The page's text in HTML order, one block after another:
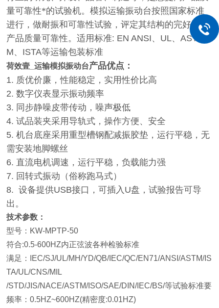
量可靠性*的试验机。模拟运输振动台按照国家标准
进行，做耐振和可靠性试验，评定其结构的完好性及
产品质量可靠性。适用标准: EN ANSI、 UL、AST
M、 ISTA等运输包装标准
荷效壹_运输模拟振动台产品优点：
1. 质优价廉，性能稳定，实用性价比高
2.数字仪表显示振动频率
3. 同步静噪皮带传动，噪声极低
4.试品装夹采用导轨式，操作方便、安全
5.机台底座采用重型槽钢配减振胶垫，运行平稳，无
需安装地脚螺丝
6. 直流电机调速，运行平稳，负载能力强
7. 回转式振动（俗称跑马式）
8.设备提供USB接口，可插入U盘，试验报告可导
出。
技术参数：
型号：KW-MPTP-50
符合:0.5-600HZ内正弦波各种检验标准
满足：IEC/SJ/UL/MH/YD/QB/IEC/QC/EN71/ANSI/ASTM/IS
TA/UL/CNS/MIL
/STD/JIS/NACE/ASTM/ISO/SAE/DIN/IEC/BS/等试验标准要
频率：0.5HZ~600HZ(精密度:0.01HZ)